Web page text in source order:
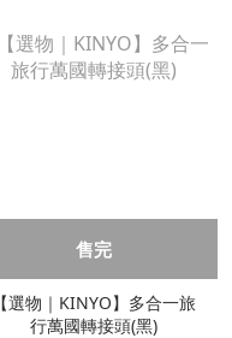
售完
【選物｜KINYO】多合一旅
行萬國轉接頭(黑)